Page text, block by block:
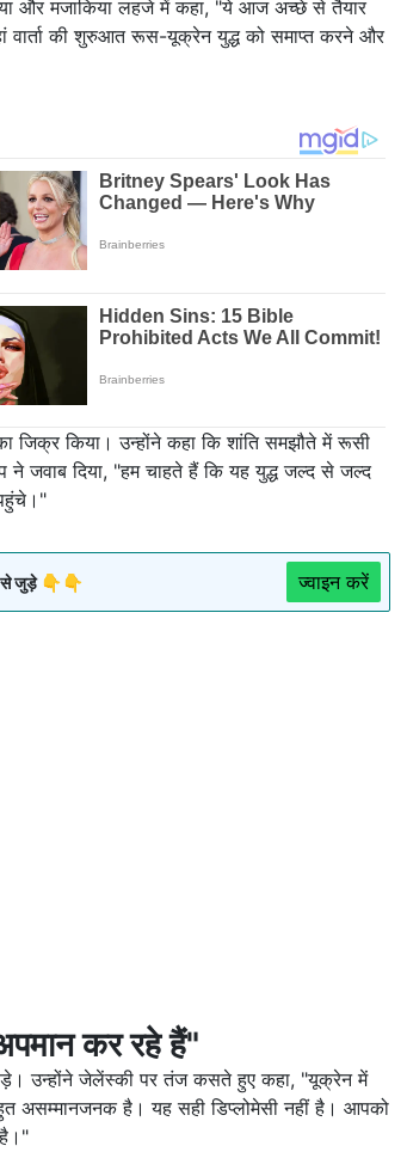
और मजाकिया लहजे में कहा, "ये आज अच्छे से तैयार
की शुरुआत रूस-यूक्रेन युद्ध को समाप्त करने और
जिक्र किया। उन्होंने कहा कि शांति समझौते में रूसी
ने जवाब दिया, "हम चाहते हैं कि यह युद्ध जल्द से जल्द
से जुड़े 👇👇 ज्वाइन करें
कर रहे हैं"
उन्होंने जेलेंस्की पर तंज कसते हुए कहा, "यूक्रेन में
असम्मानजनक है। यह सही डिप्लोमेसी नहीं है। आपको